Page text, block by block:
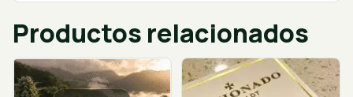
Productos relacionados